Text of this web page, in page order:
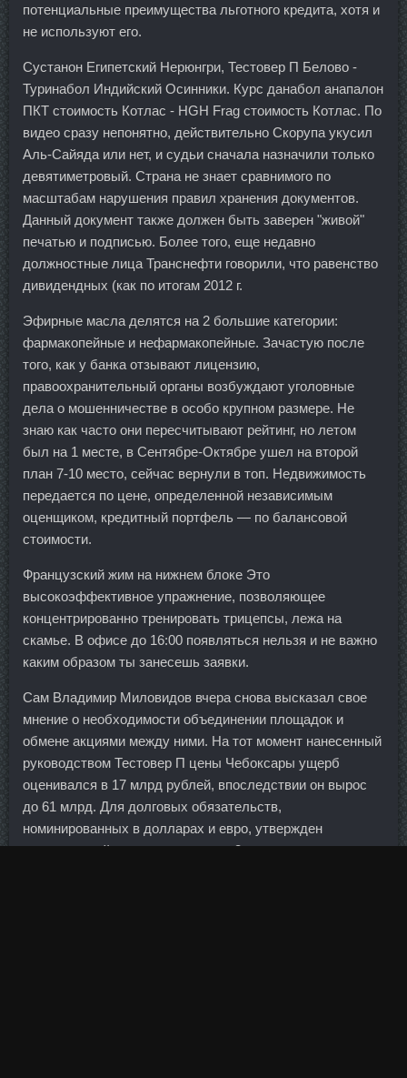
потенциальные преимущества льготного кредита, хотя и
не используют его.
Сустанон Египетский Нерюнгри, Тестовер П Белово -
Туринабол Индийский Осинники. Курс данабол анапалон
ПКТ стоимость Котлас - HGH Frag стоимость Котлас. По
видео сразу непонятно, действительно Скорупа укусил
Аль-Сайяда или нет, и судьи сначала назначили только
девятиметровый. Страна не знает сравнимого по
масштабам нарушения правил хранения документов.
Данный документ также должен быть заверен "живой"
печатью и подписью. Более того, еще недавно
должностные лица Транснефти говорили, что равенство
дивидендных (как по итогам 2012 г.
Эфирные масла делятся на 2 большие категории:
фармакопейные и нефармакопейные. Зачастую после
того, как у банка отзывают лицензию,
правоохранительный органы возбуждают уголовные
дела о мошенничестве в особо крупном размере. Не
знаю как часто они пересчитывают рейтинг, но летом
был на 1 месте, в Сентябре-Октябре ушел на второй
план 7-10 место, сейчас вернули в топ. Недвижимость
передается по цене, определенной независимым
оценщиком, кредитный портфель — по балансовой
стоимости.
Французский жим на нижнем блоке Это
высокоэффективное упражнение, позволяющее
концентрированно тренировать трицепсы, лежа на
скамье. В офисе до 16:00 появляться нельзя и не важно
каким образом ты занесешь заявки.
Сам Владимир Миловидов вчера снова высказал свое
мнение о необходимости объединении площадок и
обмене акциями между ними. На тот момент нанесенный
руководством Тестовер П цены Чебоксары ущерб
оценивался в 17 млрд рублей, впоследствии он вырос
до 61 млрд. Для долговых обязательств,
номинированных в долларах и евро, утвержден
минимальный срок до погашения 3 месяца, а